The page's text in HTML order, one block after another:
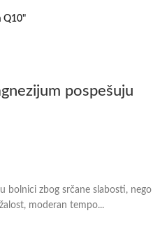
Q10"
pospešuju
bolnici zbog srčane slabosti, nego
moderan tempo...